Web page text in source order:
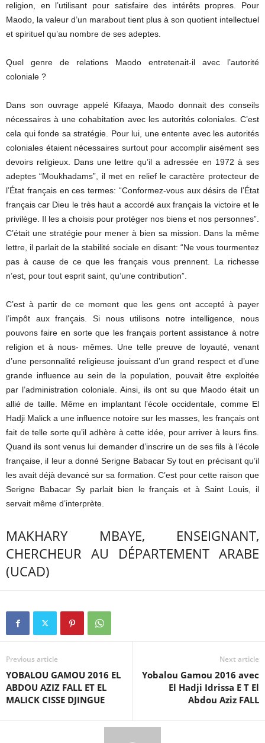
religion, en l’utilisant pour satisfaire des intérêts propres. Pour
Maodo, la valeur d’un marabout tient plus à son quotient intellectuel
et spirituel qu’au nombre de ses adeptes.
Quel genre de relations Maodo entretenait-il avec l’autorité
coloniale ?
Dans son ouvrage appelé Kifaaya, Maodo donnait des conseils
nécessaires à une cohabitation avec les autorités coloniales. C’est
cela qui fonde sa stratégie. Pour lui, une entente avec les autorités
coloniales étaient nécessaires surtout pour accomplir aisément ses
devoirs religieux. Dans une lettre qu’il a adressée en 1972 à ses
adeptes “Moukhadams”, il met en relief le caractère protecteur de
l’État français en ces termes: “Conformez-vous aux désirs de l’État
français car Dieu le très haut a accordé aux français la victoire et le
privilège. Il les a choisis pour protéger nos biens et nos personnes”.
C’était une stratégie pour mener à bien sa mission. Dans la même
lettre, il parlait de la stabilité sociale en disant: “Ne vous tourmentez
pas à cause de ce que les français vous prennent. La richesse
n’est, pour tout esprit saint, qu’une contribution”.
C’est à partir de ce moment que les gens ont accepté à payer
l’impôt aux français. Si nous utilisons notre intelligence, nous
pouvons faire en sorte que les français portent assistance à notre
religion et à nous- mêmes. Une telle preuve de loyauté, venant
d’une personnalité religieuse jouissant d’un grand respect et d’une
grande influence au sein de la population, pouvait être exploitée
par l’administration coloniale. Ainsi, ils ont su que Maodo était un
allié de taille. Même en implantant l’école occidentale, comme El
Hadji Malick a une influence notoire sur les masses, les français ont
fait de telle sorte qu’il adhère à cette idée, pour arriver à leurs fins.
Quand ils sont venus lui demander d’inscrire un de ses fils à l’école
française, il leur a donné Serigne Babacar Sy tout en précisant qu’il
les avait déjà devancé sur sa formation. C’est pour cette raison que
Serigne Babacar Sy parlait bien le français et à Saint Louis, il
servait même d’interprète.
MAKHARY MBAYE, ENSEIGNANT,
CHERCHEUR AU DÉPARTEMENT ARABE
(UCAD)
Previous article
YOBALOU GAMOU 2016 EL
ABDOU AZIZ FALL ET EL
MALICK CISSE DJINGUE
Next article
Yobalou Gamou 2016 avec
El Hadji Idrissa E T El
Abdou Aziz FALL